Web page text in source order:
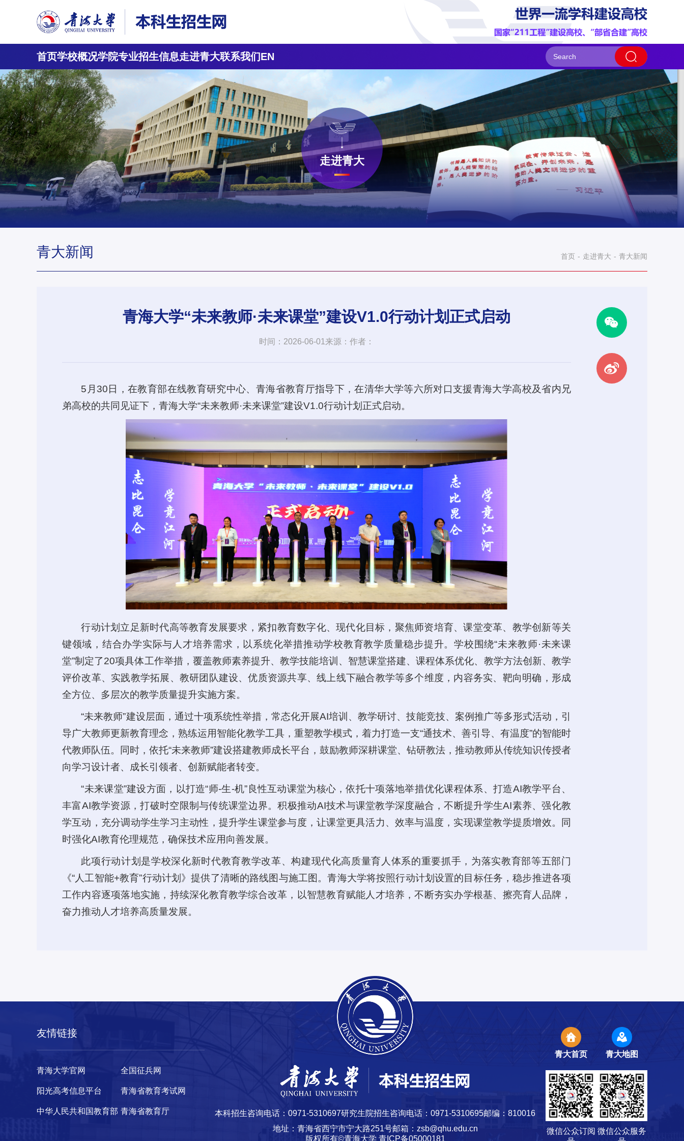
首页学校概况学院专业招生信息走进青大联系我们EN
走进青大
青大新闻 首页 - 走进青大 - 青大新闻
青海大学“未来教师·未来课堂”建设V1.0行动计划正式启动
时间：2026-06-01 来源： 作者：
5月30日，在教育部在线教育研究中心、青海省教育厅指导下，在清华大学等六所对口支援青海大学高校及省内兄
弟高校的共同见证下，青海大学“未来教师·未来课堂”建设V1.0行动计划正式启动。
行动计划立足新时代高等教育发展要求，紧扣教育数字化、现代化目标，聚焦师资培育、课堂变革、教学创新等关
键领域，结合办学实际与人才培养需求，以系统化举措推动学校教育教学质量稳步提升。学校围绕“未来教师·未来课
堂”制定了20项具体工作举措，覆盖教师素养提升、教学技能培训、智慧课堂搭建、课程体系优化、教学方法创新、教学
评价改革、实践教学拓展、教研团队建设、优质资源共享、线上线下融合教学等多个维度，内容务实、靶向明确，形成
全方位、多层次的教学质量提升实施方案。
“未来教师”建设层面，通过十项系统性举措，常态化开展AI培训、教学研讨、技能竞技、案例推广等多形式活动，引
导广大教师更新教育理念，熟练运用智能化教学工具，重塑教学模式，着力打造一支“通技术、善引导、有温度”的智能时
代教师队伍。同时，依托“未来教师”建设搭建教师成长平台，鼓励教师深耕课堂、钻研教法，推动教师从传统知识传授者
向学习设计者、成长引领者、创新赋能者转变。
“未来课堂”建设方面，以打造“师-生-机”良性互动课堂为核心，依托十项落地举措优化课程体系、打造AI教学平台、
丰富AI教学资源，打破时空限制与传统课堂边界。积极推动AI技术与课堂教学深度融合，不断提升学生AI素养、强化教
学互动，充分调动学生学习主动性，提升学生课堂参与度，让课堂更具活力、效率与温度，实现课堂教学提质增效。同
时强化AI教育伦理规范，确保技术应用向善发展。
此项行动计划是学校深化新时代教育教学改革、构建现代化高质量育人体系的重要抓手，为落实教育部等五部门
《“人工智能+教育”行动计划》提供了清晰的路线图与施工图。青海大学将按照行动计划设置的目标任务，稳步推进各项
工作内容逐项落地实施，持续深化教育教学综合改革，以智慧教育赋能人才培养，不断夯实办学根基、擦亮育人品牌，
奋力推动人才培养高质量发展。
友情链接
青海大学官网
阳光高考信息平台
中华人民共和国教育部
全国征兵网
青海省教育考试网
青海省教育厅 本科招生咨询电话：0971-5310697研究生院招生咨询电话：0971-5310695邮编：810016
地址：青海省西宁市宁大路251号邮箱：zsb@qhu.edu.cn
版权所有©青海大学 青ICP备05000181
青大首页 青大地图
微信公众订阅 微信公众服务